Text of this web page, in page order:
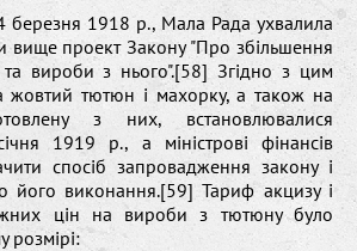
березня 1918 р., Мала Рада ухвалила
вище проект Закону "Про збільшення
вироби з нього".[58] Згідно з цим
жовтий тютюн і махорку, а також на
з них, встановлювалися
1919 р., а міністрові фінансів
спосіб запровадження закону і
його виконання.[59] Тариф акцизу і
цін на вироби з тютюну було
розмірі: